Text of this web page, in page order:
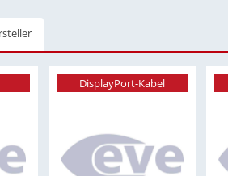
DisplayPort-Kabel